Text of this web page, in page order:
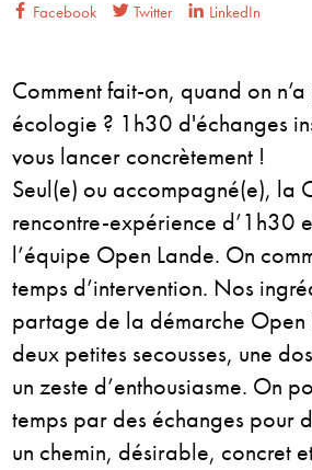
Facebook Twitter LinkedIn
Comment fait-on, quand on
écologie ? 1h30 d'échanges
vous lancer concrètement !
Seul(e) ou accompagné(e), la
rencontre-expérience d’1h30
l’équipe Open Lande. On
temps d’intervention. Nos
partage de la démarche Open
deux petites secousses, une
un zeste d’enthousiasme. On
temps par des échanges pour
un chemin, désirable, concret